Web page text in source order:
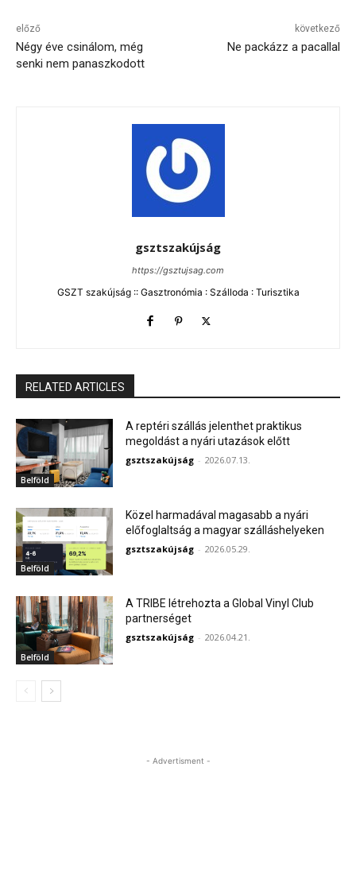
előző
Négy éve csinálom, még
senki nem panaszkodott
következő
Ne packázz a pacallal
gsztszakújság
https://gsztujsag.com
GSZT szakújság :: Gasztronómia : Szálloda : Turisztika
RELATED ARTICLES
Belföld
A reptéri szállás jelenthet praktikus
megoldást a nyári utazások előtt
gsztszakújság - 2026.07.13.
Belföld
Közel harmadával magasabb a nyári
előfoglaltság a magyar szálláshelyeken
gsztszakújság - 2026.05.29.
Belföld
A TRIBE létrehozta a Global Vinyl Club
partnerséget
gsztszakújság - 2026.04.21.
- Advertisment -